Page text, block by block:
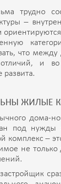
трудно
–
что
и во
развита.
ЖИЛЫЕ
дома-
под
комплекс –
не